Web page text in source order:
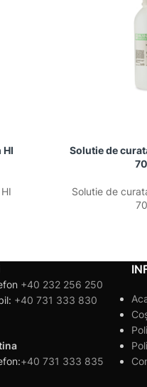
HI
Solutie de
Solutie de
+40 232 256 250
+40 731 333 830
+40 731 333 835